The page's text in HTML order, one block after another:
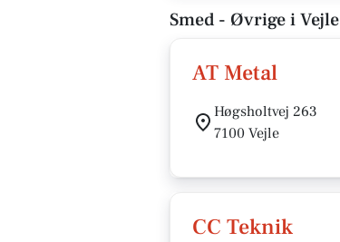
Smed - Øvrige i Vejle
AT Metal
Høgsholtvej 263
7100 Vejle
CC Teknik